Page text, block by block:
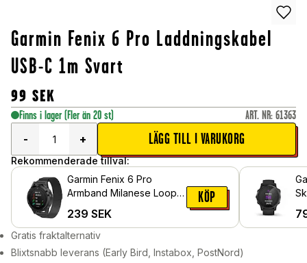
Garmin Fenix 6 Pro Laddningskabel
USB-C 1m Svart
99 SEK
Finns i lager (Fler än 20 st) ART. NR: 61363
-
+ LÄGG TILL I VARUKORG
Rekommenderade tillval:
Garmin Fenix 6 Pro
Armband Milanese Loop,
239 SEK
KÖP
Gratis fraktalternativ
Blixtsnabb leverans (Early Bird, Instabox, PostNord)